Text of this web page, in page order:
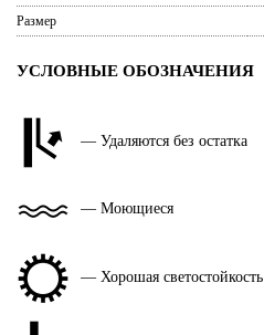
Размер
УСЛОВНЫЕ ОБОЗНАЧЕНИЯ
— Удаляются без остатка
— Моющиеся
— Хорошая светостойкость